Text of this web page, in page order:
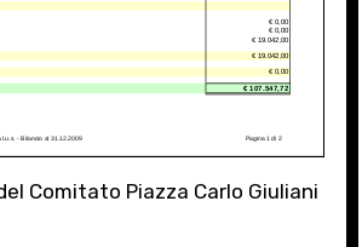
Comitato Piazza Carlo Giuliani